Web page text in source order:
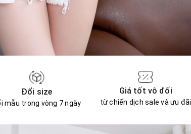
Đổi size
mẫu trong vòng 7 ngày
Giá tốt vô đối
từ chiến dịch sale và ưu đãi